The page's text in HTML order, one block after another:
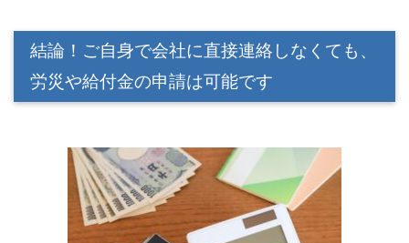
結論！ご自身で会社に直接連絡しなくても、
労災や給付金の申請は可能です